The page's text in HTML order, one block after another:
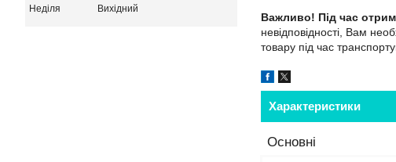
Важливо! Під час
невідповідності, Вам
товару під час
Характеристики
Основні
Неділя
Вихідний